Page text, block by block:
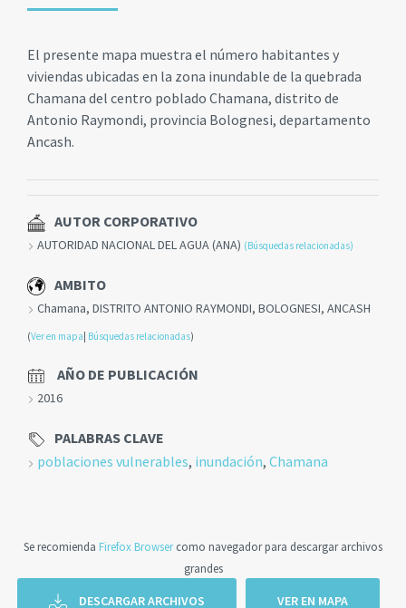
El presente mapa muestra el número habitantes y
viviendas ubicadas en la zona inundable de la quebrada
Chamana del centro poblado Chamana, distrito de
Antonio Raymondi, provincia Bolognesi, departamento
Ancash.
AUTOR CORPORATIVO
AUTORIDAD NACIONAL DEL AGUA (ANA) (Búsquedas relacionadas)
AMBITO
Chamana, DISTRITO ANTONIO RAYMONDI, BOLOGNESI, ANCASH
(Ver en mapa Búsquedas relacionadas)
AÑO DE PUBLICACIÓN
2016
PALABRAS CLAVE
poblaciones vulnerables, inundación, Chamana
Se recomienda Firefox Browsercomo navegador para descargar archivos
grandes
DESCARGAR ARCHIVOS VER EN MAPA